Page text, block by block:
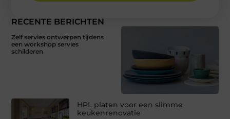
RECENTE BERICHTEN
Zelf servies ontwerpen tijdens
een workshop servies
schilderen
HPL platen voor een slimme
keukenrenovatie